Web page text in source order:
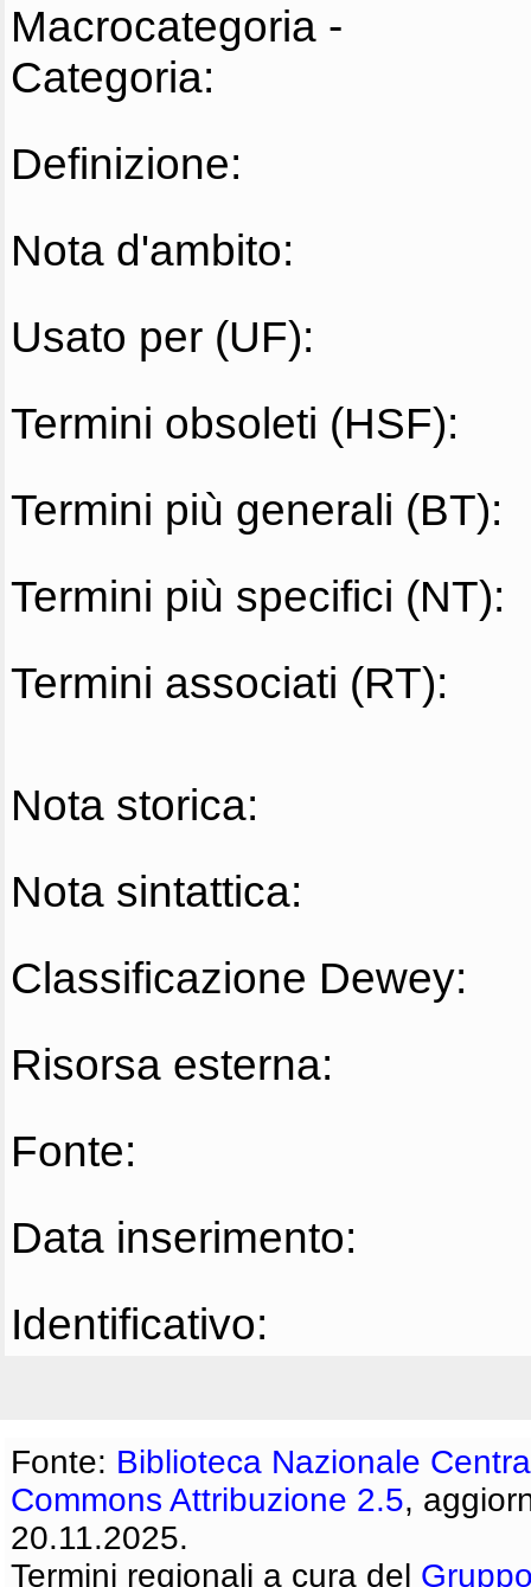
Macrocategoria -
Categoria:
Definizione:
Nota d'ambito:
Usato per (UF):
Termini obsoleti (HSF):
Termini più generali (BT):
Termini più specifici (NT):
Termini associati (RT):
Nota storica:
Nota sintattica:
Classificazione Dewey:
Risorsa esterna:
Fonte:
Data inserimento:
Identificativo:
Fonte: Biblioteca Nazionale
Commons Attribuzione 2.5,
20.11.2025.
Termini regionali a cura del